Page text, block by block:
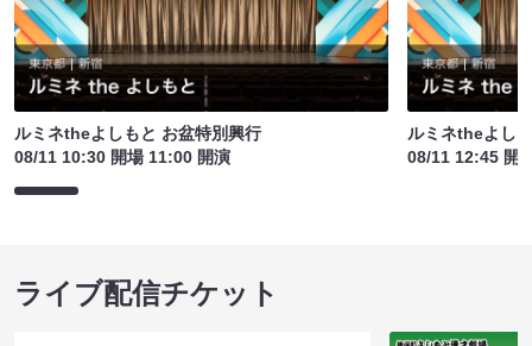
ルミネtheよしもと お盆特別興行
08/11 10:30 開場 11:00 開演
ルミネtheよし
08/11 12:45 開
ライブ配信チケット